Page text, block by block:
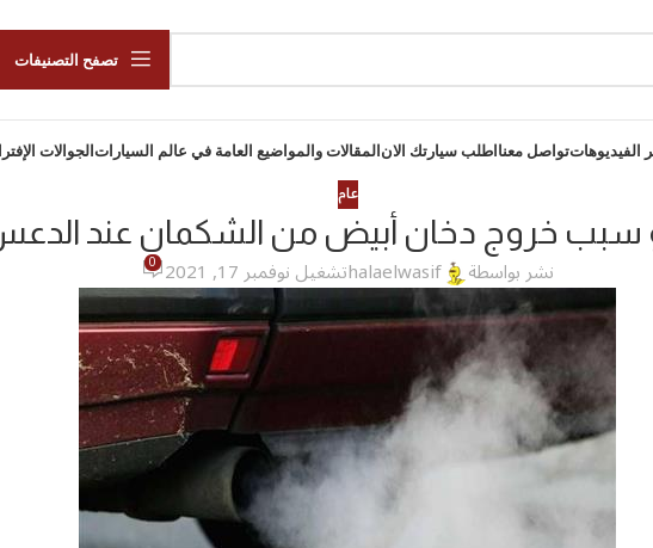
تصفح التصنيفات
الفيديوهاتتواصل معنااطلب سيارتك الانالمقالات والمواضيع العامة في عالم السياراتالجوالات
عام
سبب خروج دخان أبيض من الشكمان عند
نشر بواسطة halaelwasifتشغيل نوفمبر 17, 2021 0